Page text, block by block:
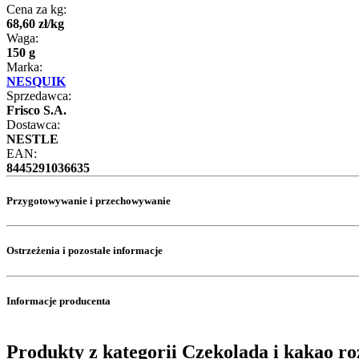
Cena za kg:
68,60 zł/kg
Waga:
150 g
Marka:
NESQUIK
Sprzedawca:
Frisco S.A.
Dostawca:
NESTLE
EAN:
8445291036635
Przygotowywanie i przechowywanie
Ostrzeżenia i pozostałe informacje
Informacje producenta
Produkty z kategorii Czekolada i kakao